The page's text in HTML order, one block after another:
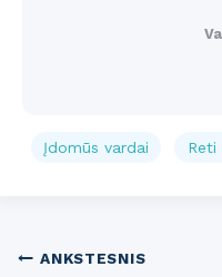
Įdomūs vardai Reti
Post
ANKSTESNIS